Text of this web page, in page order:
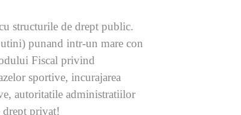
structurile de drept public.
punand intr-un mare con
Fiscal privind
sportive, incurajarea
autoritatile administratiilor
drept privat!